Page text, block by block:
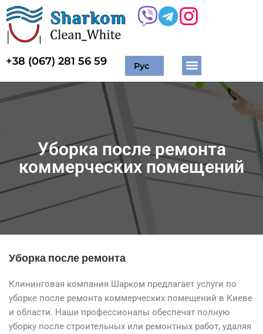
+38 (067) 281 56 59 Рус
Уборка после ремонта
коммерческих помещений
Уборка после ремонта
Клининговая компания Шарком предлагает услуги по
уборке после ремонта коммерческих помещений в Киеве
и области. Наши профессионалы обеспечат полную
уборку после строительных или ремонтных работ, удаляя